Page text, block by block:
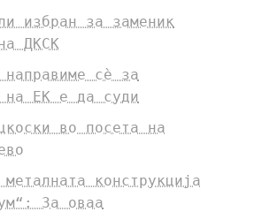
избран за заменик
ДКСК
сè за
на ЕК е да суди
во посета на
конструкција
За оваа